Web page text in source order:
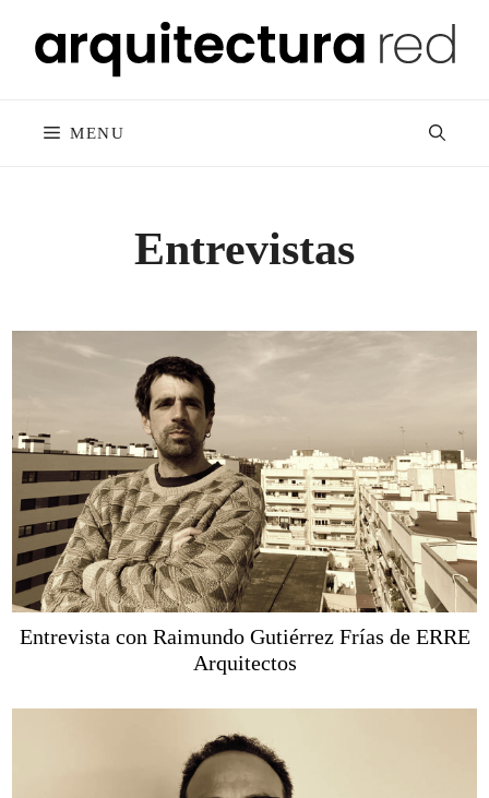
content
MENU
Entrevistas
Entrevista con Raimundo Gutiérrez Frías de ERRE
Arquitectos